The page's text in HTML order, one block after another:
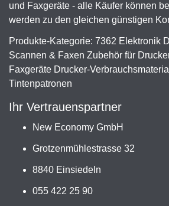
und Faxgeräte - alle Käufer können
werden zu den gleichen günstigen
Produkte-Kategorie: 7362 Elektronik
Scannen & Faxen Zubehör für
Faxgeräte Drucker-
Tintenpatronen
Ihr Vertrauenspartner
New Economy GmbH
Grotzenmühlestrasse 32
8840 Einsiedeln
055 422 25 90